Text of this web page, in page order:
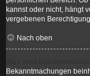
kannst oder nicht, hängt
vergebenen
Nach oben
Bekanntmachungen